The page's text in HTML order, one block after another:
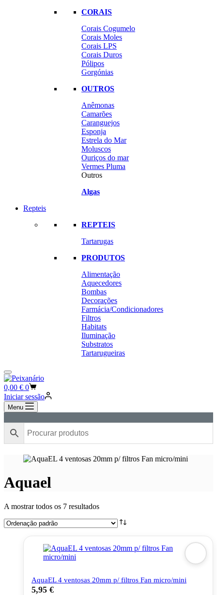
CORAIS
Corais Cogumelo
Corais Moles
Corais LPS
Corais Duros
Pólipos
Gorgónias
OUTROS
Anêmonas
Camarões
Caranguejos
Esponja
Estrela do Mar
Moluscos
Ouriços do mar
Vermes Pluma
Outros
Algas
Repteis
REPTEIS
Tartarugas
PRODUTOS
Alimentação
Aquecedores
Bombas
Decorações
Farmácia/Condicionadores
Filtros
Habitats
Iluminação
Substratos
Tartarugueiras
Carrinho
de
compras
0,00 € 0
Iniciar sessão
Menu
Aquael
A mostrar todos os 7 resultados
AquaEL 4 ventosas 20mm p/ filtros Fan micro/mini
5,95 €